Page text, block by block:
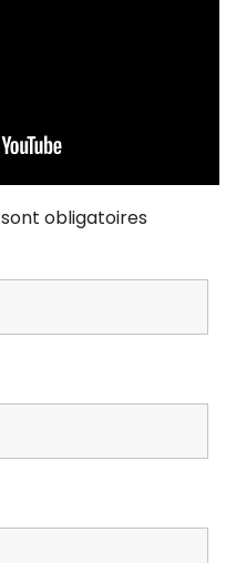
sont obligatoires